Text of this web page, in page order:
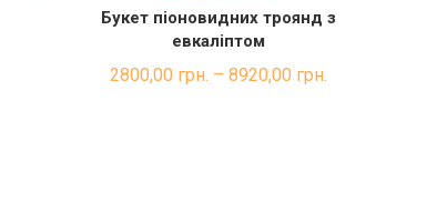
ШВИДКА ПОКУПКА
Букет піоновидних троянд з
евкаліптом
2800,00 грн. – 8920,00 грн.